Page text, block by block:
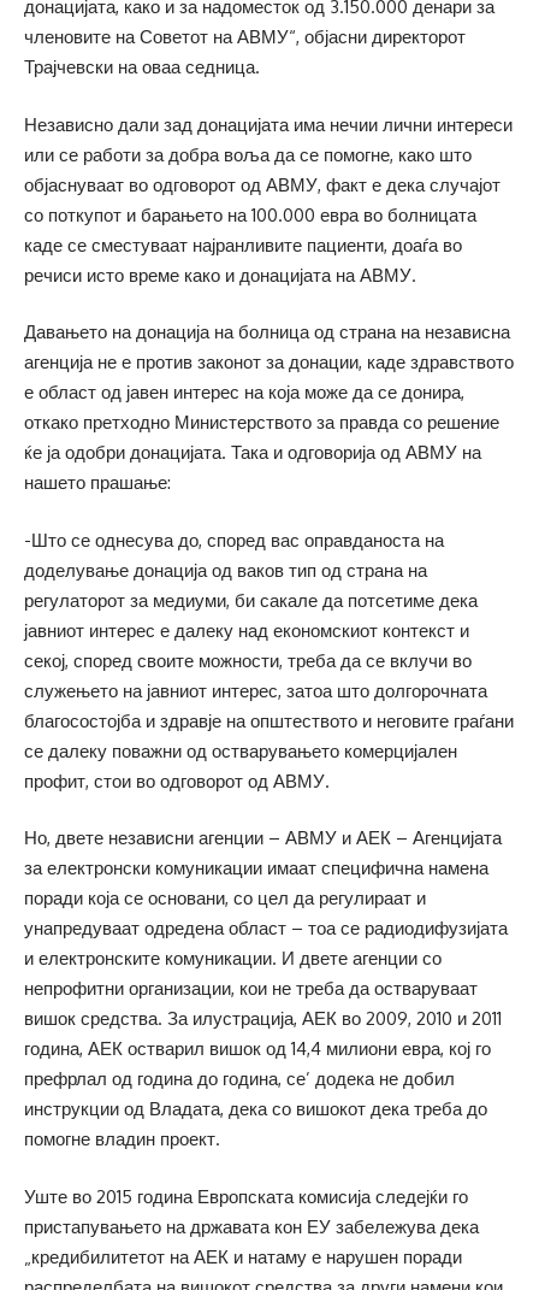
донацијата, како и за надоместок од 3.150.000 денари за
членовите на Советот на АВМУ“, објасни директорот
Трајчевски на оваа седница.
Независно дали зад донацијата има нечии лични интереси
или се работи за добра воља да се помогне, како што
објаснуваат во одговорот од АВМУ, факт е дека случајот
со поткупот и барањето на 100.000 евра во болницата
каде се сместуваат најранливите пациенти, доаѓа во
речиси исто време како и донацијата на АВМУ.
Давањето на донација на болница од страна на независна
агенција не е против законот за донации, каде здравството
е област од јавен интерес на која може да се донира,
откако претходно Министерството за правда со решение
ќе ја одобри донацијата. Така и одговорија од АВМУ на
нашето прашање:
-Што се однесува до, според вас оправданоста на
доделување донација од ваков тип од страна на
регулаторот за медиуми, би сакале да потсетиме дека
јавниот интерес е далеку над економскиот контекст и
секој, според своите можности, треба да се вклучи во
служењето на јавниот интерес, затоа што долгорочната
благосостојба и здравје на општеството и неговите граѓани
се далеку поважни од остварувањето комерцијален
профит, стои во одговорот од АВМУ.
Но, двете независни агенции – АВМУ и АЕК – Агенцијата
за електронски комуникации имаат специфична намена
поради која се основани, со цел да регулираат и
унапредуваат одредена област – тоа се радиодифузијата
и електронските комуникации. И двете агенции со
непрофитни организации, кои не треба да остваруваат
вишок средства. За илустрација, АЕК во 2009, 2010 и 2011
година, АЕК остварил вишок од 14,4 милиони евра, кој го
префрлал од година до година, се’ додека не добил
инструкции од Владата, дека со вишокот дека треба до
помогне владин проект.
Уште во 2015 година Европската комисија следејќи го
пристапувањето на државата кон ЕУ забележува дека
„кредибилитетот на АЕК и натаму е нарушен поради